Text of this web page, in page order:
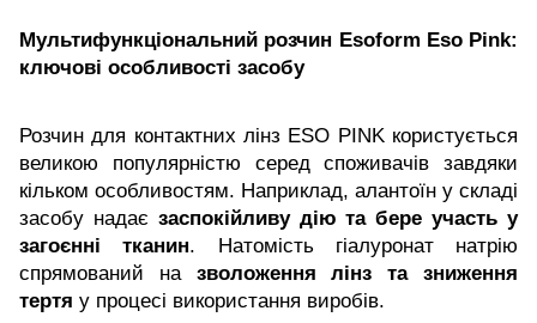
Мультифункціональний розчин Esoform Eso Pink:
ключові особливості засобу
Розчин для контактних лінз ESO PINK користується
великою популярністю серед споживачів завдяки
кільком особливостям. Наприклад, алантоїн у складі
засобу надає заспокійливу дію та бере участь у
загоєнні тканин. Натомість гіалуронат натрію
спрямований на зволоження лінз та зниження
тертя у процесі використання виробів.